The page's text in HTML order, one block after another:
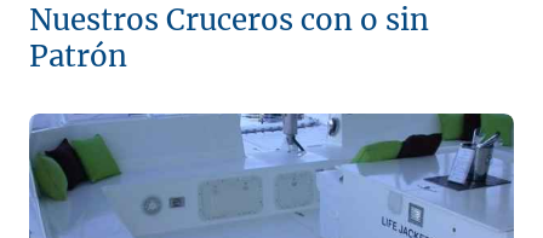
Nuestros Cruceros con o sin
Patrón